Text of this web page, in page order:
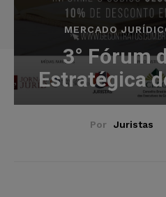
MERCADO
3° Fórum
Estratégica
Por Juristas